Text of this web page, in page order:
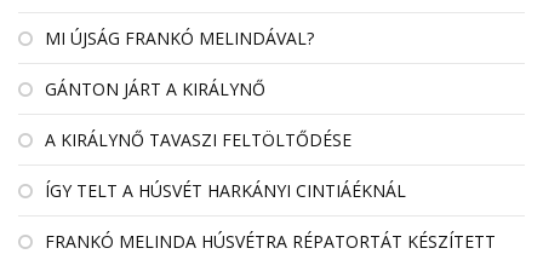
MI ÚJSÁG FRANKÓ MELINDÁVAL?
GÁNTON JÁRT A KIRÁLYNŐ
A KIRÁLYNŐ TAVASZI FELTÖLTŐDÉSE
ÍGY TELT A HÚSVÉT HARKÁNYI CINTIÁÉKNÁL
FRANKÓ MELINDA HÚSVÉTRA RÉPATORTÁT KÉSZÍTETT